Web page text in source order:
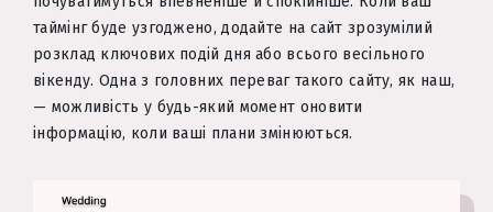
таймінг буде узгоджено, додайте на сайт зрозумілий
розклад ключових подій дня або всього весільного
вікенду. Одна з головних переваг такого сайту, як наш,
— можливість у будь-який момент оновити
інформацію, коли ваші плани змінюються.